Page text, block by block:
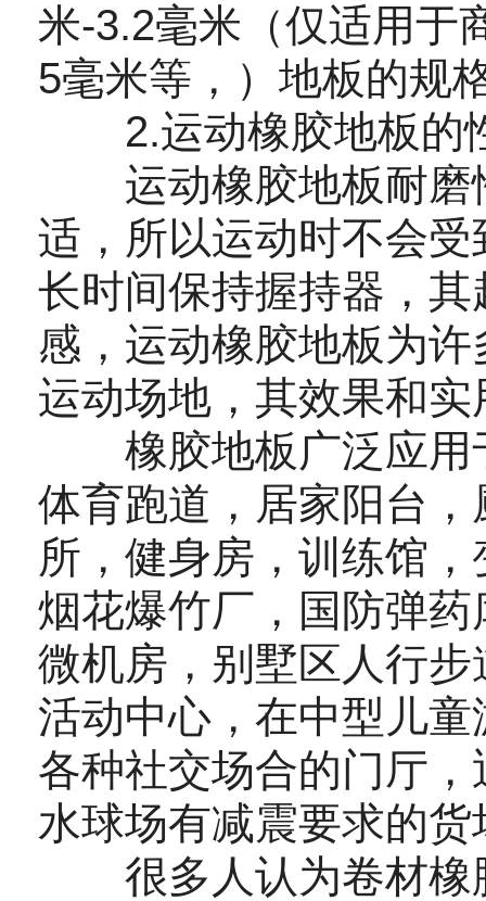
米-3.2毫米（仅适用于
5毫米等，）地板的规
2.运动橡胶地板的
运动橡胶地板耐磨
适，所以运动时不会
长时间保持握持器，
感，运动橡胶地板为
运动场地，其效果和
橡胶地板广泛应用
体育跑道，居家阳台
所，健身房，训练馆
烟花爆竹厂，国防弹
微机房，别墅区人行
活动中心，在中型儿
各种社交场合的门厅
水球场有减震要求的货
很多人认为卷材橡